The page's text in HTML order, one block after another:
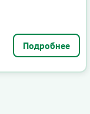
Подробнее